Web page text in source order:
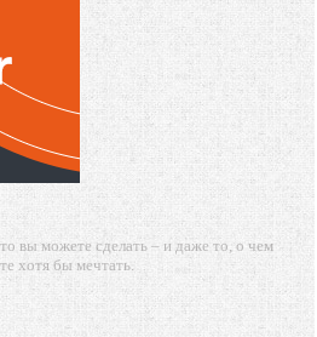
вы можете сделать – и даже то, о чем
хотя бы мечтать.
— начало всего. И мыслями можно
дело совершенствования: работать над